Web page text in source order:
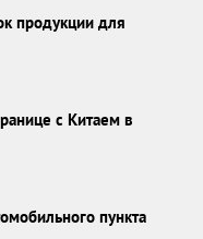
продукции для
с Китаем в
пункта